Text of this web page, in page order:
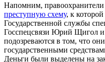
Напомним, правоохранители
преступную схему, к
Государственной службы
Госспецсвязи Юрий Щигол и
подозреваются в том, что
государственными
Деньги были выделены на